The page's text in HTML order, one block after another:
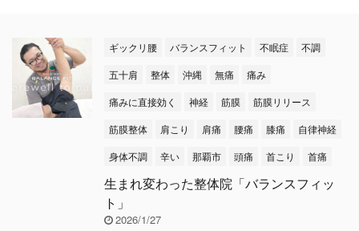
掛け致しました。 そし
てコロナの影響で心身と
もにお疲れになっていら
っしゃると思います。 身
体が元気になれば心もス
非、筋膜整体でウイルス
に負けない強いお身体を
作っていきましょう。
これからも筋膜整体バラ
ギックリ腰 バランスフィット 不眠症
不調
五十肩
整体 沖縄 無痛
痛み
痛みに直接効く
神経 筋膜
筋膜リリース
筋膜整体
肩こり 肩痛 腰痛 膝痛
自律神経
身体不調
辛い 那覇市 頭痛 首こり 首痛
生まれ変わった整体院「バランスフィッ
ト」
2026/1/27